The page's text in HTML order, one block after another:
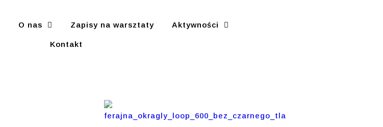
O nas Zapisy na warsztaty Aktywności
Kontakt